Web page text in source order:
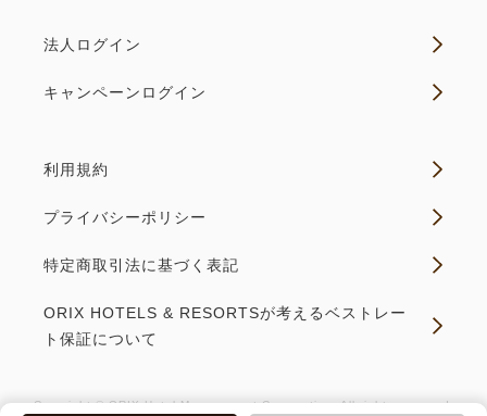
■大浴場「湯蔵（ゆくら）」■
屋根のついた露天風呂、つぼ湯、寝湯、各種サウナな
居続けたくなるような心地よい空間でリラックスして
※男女時間入替制となります。
※条例により、15歳以上の方は1人1泊100円の入湯
■宿泊税に関して（2026年4月1日～）■
宿泊税が課税されます。
法人ログイン
キャンペーンログイン
利用規約
プライバシーポリシー
特定商取引法に基づく表記
ORIX HOTELS & RESORTSが考えるベストレー
ト保証について
Copyright © ORIX Hotel Management Corporation. All rights reserved.